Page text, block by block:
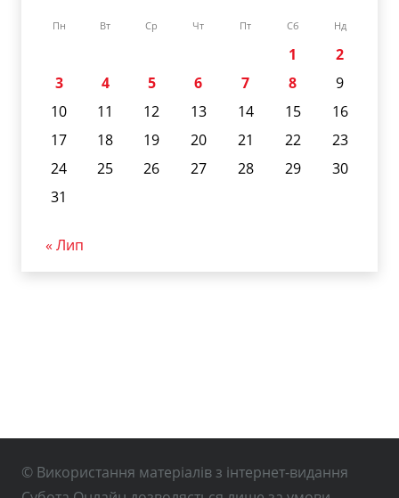
Пн Вт Ср Чт Пт Сб Нд
1
2
3
4 5 6 7 8
9
10
11 12 13 14 15
16
17
18 19 20 21 22
23
24
25 26 27 28 29
30
31
« Лип
© Використання матеріалів з інтернет-видання